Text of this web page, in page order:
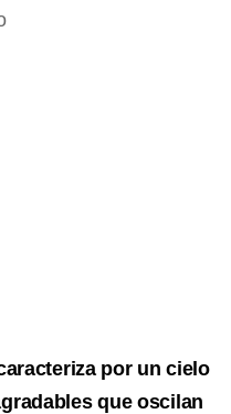
por un cielo
que oscilan